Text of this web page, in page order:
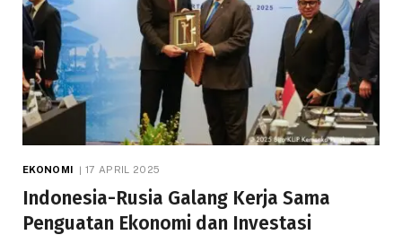
EKONOMI 17 APRIL 2025
Indonesia-Rusia Galang Kerja Sama
Penguatan Ekonomi dan Investasi